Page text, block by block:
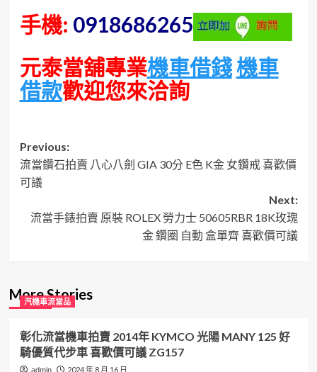
手機: 0918686265
元泰當舖專業機車借錢機車
借款歡迎您來洽詢
Post
navigation
Previous:
流當鑽石拍賣 八心八劍 GIA 30分 E色 K金 女鑽戒 喜歡價
可議
Next:
流當手錶拍賣 原裝 ROLEX 勞力士 50605RBR 18K玫瑰
金 鑽圈 自動 盒單齊 喜歡價可議
More Stories
汽機車流當品
彰化流當機車拍賣 2014年 KYMCO 光陽 MANY 125 好
騎優質代步車 喜歡價可議 ZG157
admin 2024 年 8 月 16 日